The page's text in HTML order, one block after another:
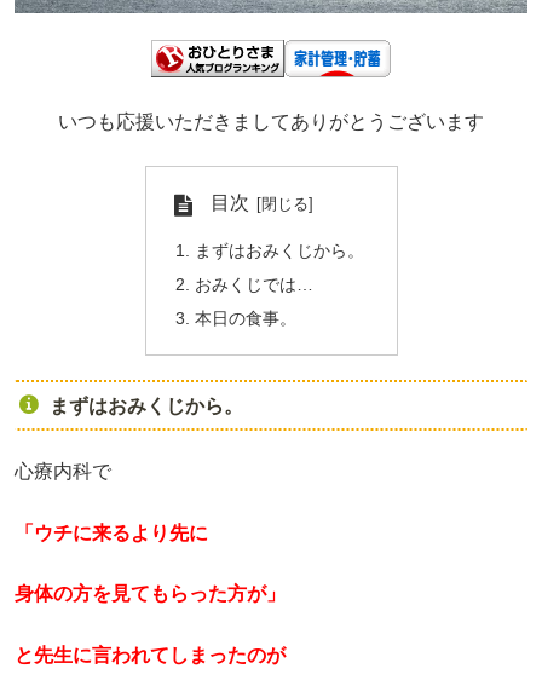
いつも応援いただきましてありがとうございます
目次
まずはおみくじから。
おみくじでは…
本日の食事。
まずはおみくじから。
心療内科で
「ウチに来るより先に
身体の方を見てもらった方が」
と先生に言われてしまったのが